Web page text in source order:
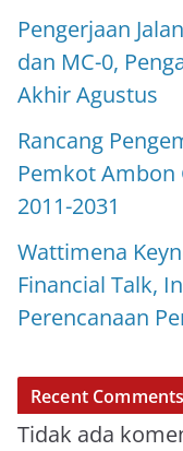
Pengerjaan
dan MC-0,
Akhir Agustus
Rancang
Pemkot Ambon
2011-2031
Wattimena
Financial Talk,
Perencanaan
Recent Comments
Tidak ada